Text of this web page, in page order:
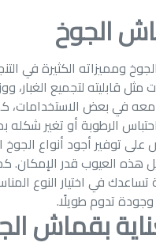
الجوخ
ومميزاته الكثيرة في
قابليته لتجميع الغبار،
في بعض الاستخدامات،
الرطوبة أو تغير شكله
على توفير أجود أنواع
هذه العيوب قدر الإمكان.
في اختيار النوع
تدوم طويلًا.
بقماش